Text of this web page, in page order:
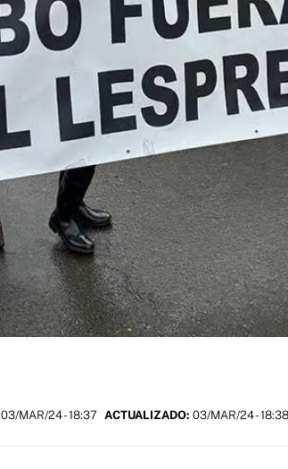
03/MAR/24- 18:37 ACTUALIZADO: 03/MAR/24 - 18:38